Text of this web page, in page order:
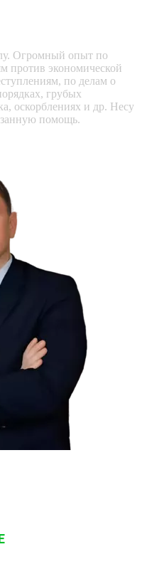
Огромный опыт по
против экономической
по делам о
грубых
оскорблениях и др. Несу
помощь.